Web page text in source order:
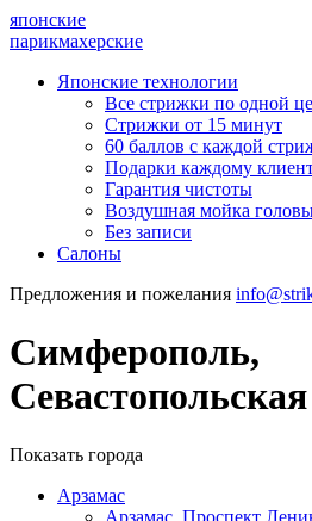
японские
парикмахерские
Японские технологии
Все стрижки по одной
Стрижки от 15 минут
60 баллов с каждой
Подарки каждому
Гарантия чистоты
Воздушная мойка
Без записи
Салоны
Предложения и пожелания
Симферополь,
Показать города
Арзамас
Арзамас, Проспект